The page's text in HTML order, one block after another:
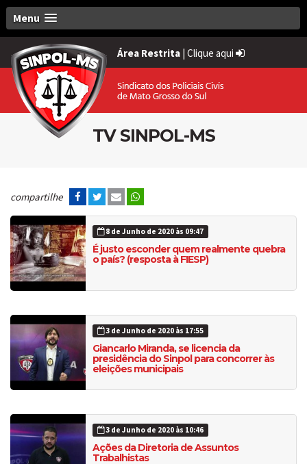
Menu
Área Restrita | Clique aqui
TV SINPOL-MS
compartilhe
8 de Junho de 2020 às 09:47
É justo esconder quem realmente quebra
o país? (resposta à FIESP)
3 de Junho de 2020 às 17:55
Giancarlo Miranda, se licencia da
presidência do Sinpol para concorrer às
eleições municipais
3 de Junho de 2020 às 10:46
Ações da Diretoria de Assuntos
Trabalhistas